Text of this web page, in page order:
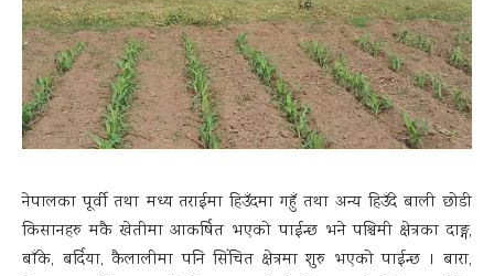
नेपालका पूर्वी तथा मध्य तराईमा हिउँदमा गहुँ तथा अन्य हिउँदे बाली छोडी
किसानहरु मकै खेतीमा आकर्षित भएको पाईन्छ भने पश्चिमी क्षेत्रका दाङ्ग,
बाँके, बर्दिया, कैलालीमा पनि सिंचित क्षेत्रमा शुरु भएको पाईन्छ । बारा,